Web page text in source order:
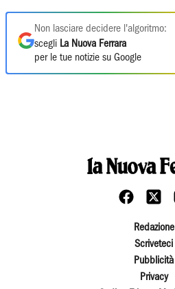
Non lasciare decidere l'algoritmo:
scegli La Nuova Ferrara
per le tue notizie su Google
Redazione
Scriveteci
Pubblicità
Privacy